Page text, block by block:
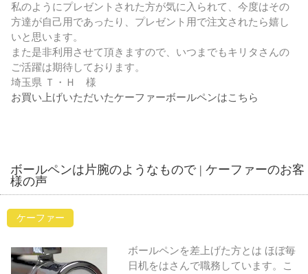
私のようにプレゼントされた方が気に入られて、今度はその
方達が自己用であったり、プレゼント用で注文されたら嬉し
いと思います。
また是非利用させて頂きますので、いつまでもキリタさんの
ご活躍は期待しております。
埼玉県 Ｔ・Ｈ 様
お買い上げいただいたケーファーボールペンはこちら
ボールペンは片腕のようなもので | ケーファーのお客
様の声
ケーファー
ボールペンを差上げた方とは ほぼ毎
日机をはさんで職務しています。こ